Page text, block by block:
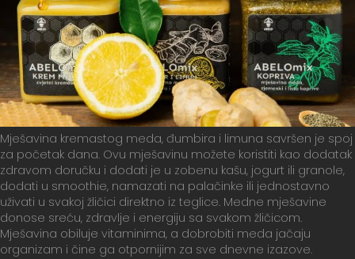
Mješavina kremastog meda, đumbira i limuna savršen je spoj
za početak dana. Ovu mješavinu možete koristiti kao dodatak
zdravom doručku i dodati je u zobenu kašu, jogurt ili granole,
dodati u smoothie, namazati na palačinke ili jednostavno
uživati u svakoj žličici direktno iz teglice. Medne mješavine
donose sreću, zdravlje i energiju sa svakom žličicom.
Mješavina obiluje vitaminima, a dobrobiti meda jačaju
organizam i čine ga otpornijim za sve dnevne izazove.